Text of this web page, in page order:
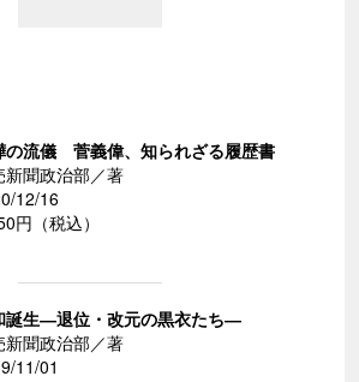
の流儀 菅義偉、知られざる履歴書
新聞政治部／著
12/16
円（税込）
誕生―退位・改元の黒衣たち―
新聞政治部／著
11/01